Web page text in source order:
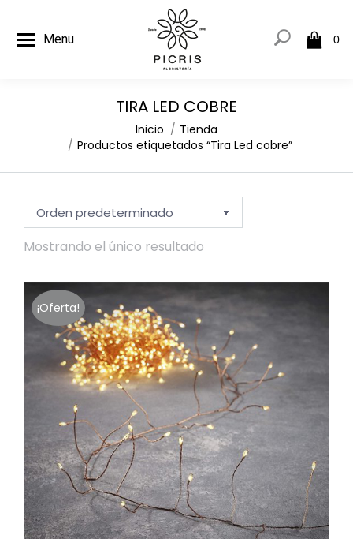
Menu 0
TIRA LED COBRE
Inicio
Tienda
Productos etiquetados “Tira Led cobre”
Mostrando el único resultado
¡Oferta!